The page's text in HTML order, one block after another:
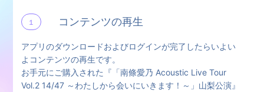
１ コンテンツの再生
アプリのダウンロードおよびログインが完了したらいよい
よコンテンツの再生です。
お手元にご購入された『「南條愛乃 Acoustic Live Tour
Vol.2 14/47 ～わたしから会いにいきます！～」山梨公演』